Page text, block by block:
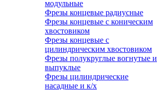
модульные
Фрезы концевые радиусные
Фрезы концевые с коническим
хвостовиком
Фрезы концевые с
цилиндрическим хвостовиком
Фрезы полукруглые вогнутые и
выпуклые
Фрезы цилиндрические
насадные и к/х